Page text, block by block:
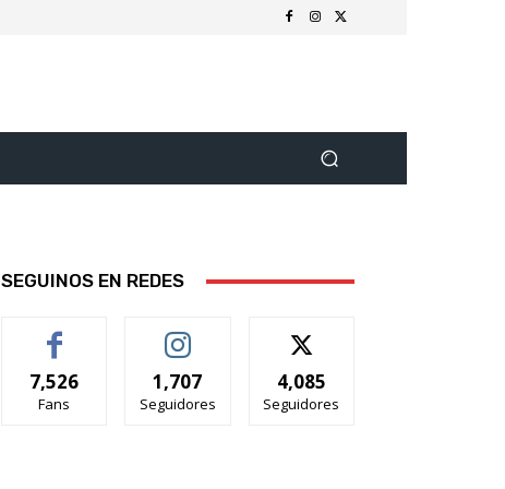
SEGUINOS EN REDES
7,526
Fans
1,707
Seguidores
4,085
Seguidores